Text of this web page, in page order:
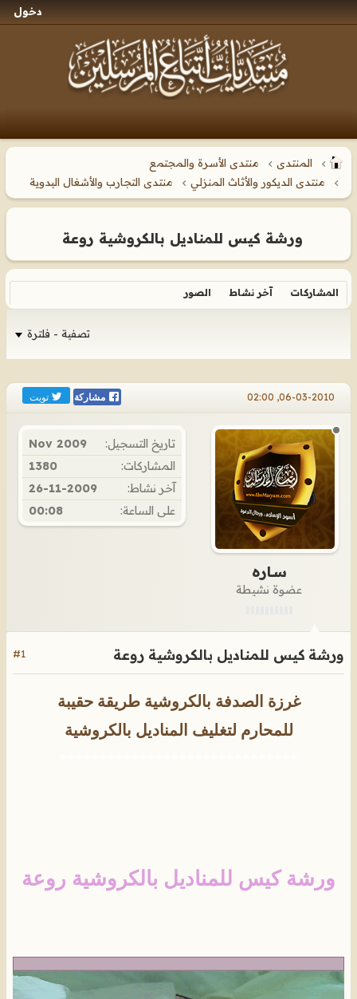
دخول
المنتدى
منتدى الأسرة والمجتمع
منتدى الديكور والأثاث المنزلي
منتدى التجارب والأشغال اليدوية
ورشة كيس للمناديل بالكروشية روعة
المشاركات آخر نشاط الصور
تصفية - فلترة
06-03-2010, 02:00 مشاركة تويت
ســاره
عضوة نشيطة
تاريخ التسجيل:
Nov 2009
المشاركات:
1380
آخر نشاط:
26-11-2009
على الساعة:
00:08
#1 ورشة كيس للمناديل بالكروشية روعة
غرزة الصدفة بالكروشية .طريقة حقيبة
للمحارم لتغليف المناديل بالكروشية
ورشة كيس للمناديل بالكروشية روعة